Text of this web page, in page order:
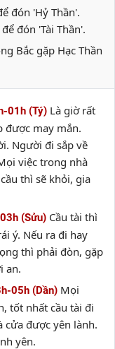
đón 'Hỷ Thần'.
đón 'Tài Thần'.
Bắc gặp Hạc Thần
01h (Tý) Là giờ rất
được may mắn.
Người đi sắp về
việc trong nhà
thì sẽ khỏi, gia
(Sửu) Cầu tài thì
ý. Nếu ra đi hay
thì phải đòn, gặp
an.
05h (Dần) Mọi
tốt nhất cầu tài đi
cửa được yên lành.
yên.